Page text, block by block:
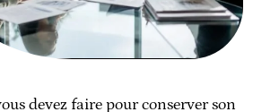
devez faire pour conserver son